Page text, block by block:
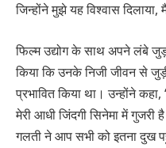
जिन्होंने मुझे यह विश्वास
फिल्म उद्योग के साथ अपने लंबे
किया कि उनके निजी जीवन से
प्रभावित किया था। उन्होंने
मेरी आधी जिंदगी सिनेमा में गुजरी
गलती ने आप सभी को इतना दुख